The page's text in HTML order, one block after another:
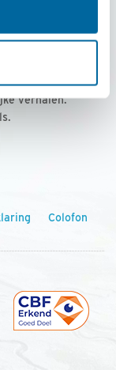
per jaar
met
verhalen.
Colofon